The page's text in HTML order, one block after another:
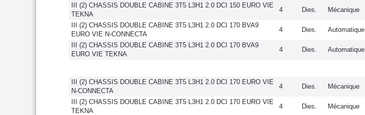
III (2) CHASSIS DOUBLE CABINE 3T5 L3H1 2.0 DCI 150 EURO VIE
TEKNA
4 Dies. Mécanique
III (2) CHASSIS DOUBLE CABINE 3T5 L3H1 2.0 DCI 170 BVA9
EURO VIE N-CONNECTA
4 Dies. Automatique
III (2) CHASSIS DOUBLE CABINE 3T5 L3H1 2.0 DCI 170 BVA9
EURO VIE TEKNA
4 Dies. Automatique
III (2) CHASSIS DOUBLE CABINE 3T5 L3H1 2.0 DCI 170 EURO VIE
N-CONNECTA
4 Dies. Mécanique
III (2) CHASSIS DOUBLE CABINE 3T5 L3H1 2.0 DCI 170 EURO VIE
TEKNA
4 Dies. Mécanique